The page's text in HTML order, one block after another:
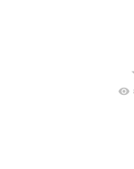
visibility